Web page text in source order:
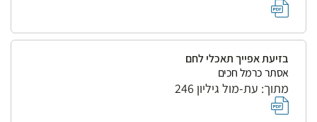
בזיעת אפייך תאכלי לחם
אסתר כרמל חכים
מתוך: עת-מול גיליון 246